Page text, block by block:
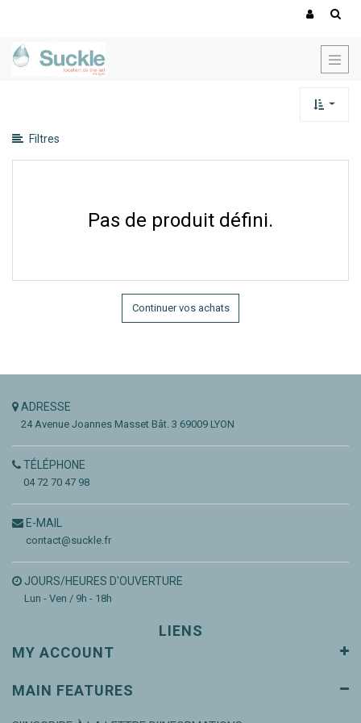
Filtres
catégories
options
Pas de produit défini.
Continuer vos achats
ADRESSE
24 Avenue Joannes Masset Bât. 3 69009 LYON
TÉLÉPHONE
04 72 70 47 98
E-MAIL
contact@suckle.fr
JOURS/HEURES D'OUVERTURE
Lun - Ven / 9h - 18h
LIENS
MY ACCOUNT
MAIN FEATURES